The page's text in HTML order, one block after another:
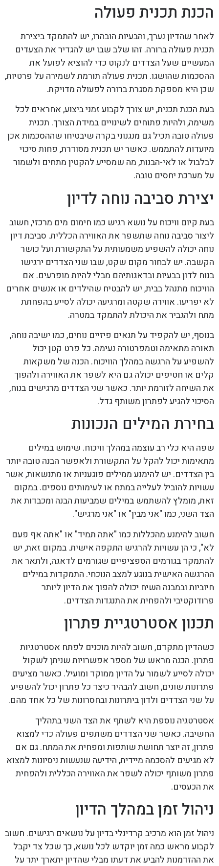
הכנת תכנית פעולה
לאחר שהדיון נערך, והבעיות הובהרו, יש להתמקד ביצירת
תכנית פעולה ברורה. זהו שלב שבו יש להגדיר את הצעדים
המעשיים שעל הצדדים לנקוט כדי להוציא לפועל את
ההסכמות שהושגו. תכנית פעולה תורמת לשמירה על פרטיות,
שכן היא מספקת מסגרת ברורה לפעולה מדויקת.
בעת הכנת תכנית, יש צורך לקבוע זמני ביצוע, אחראים לכל
משימה, ולהיות פתוחים לשינויים במידת הצורך. תכנית
פעולה טובה תכיל גם מנגנוני בקרה שיבטיחו שההסכמות אכן
מיועדות להתממש. כאשר יש תכנית מסודרת, פחות סיכוי
לבלבול או לאי-הבנות, מה שמסייע להקטין מתחים ולשמור
על מערכת יחסים טובה.
יצירת סביבה נוחה לדיון
בעת קיום וויכוח על נושא רגיש כמו חימום מים מרכזי, חשוב
ליצור סביבה נוחה שתשפר את האווירה הכללית. סביבת דיון
נוחה יכולה להשפיע משמעותית על התקשורת ועל כושר
הקשבה. יש לבחור מקום שקט, שבו שני הצדדים ירגישו
בנוח לדון בבעיות ובדאגותיהם מבלי להיות מופרעים. אם
הוויכוח מתנהל בבית, יש להבטיח שהילדים או אנשים אחרים
לא יפריעו. אווירה שקטה ומרגיעה יכולה לסייע בהפחתת
מתח ולהגביר את היכולת להתמקד במטרה.
בנוסף, יש להקפיד על תנאים פיזיים נוחים, כמו ישיבה נוחה,
תאורה מתאימה וטמפרטורה נעימה. כל פרט קטן יכול
להשפיע על הרגשה במהלך הוויכוח. הכנה של משקאות
קלים או חטיפים יכולה גם היא לשפר את האווירה ולהפוך
את השיחה לזורמת יותר. כאשר שני הצדדים מרגישים בנוח,
הסיכוי להגיע לפתרון משותף גדל.
בחירת המילים הנכונות
שפה היא כלי רב עוצמה במהלך וויכוח. שימוש במילים
מתאימות יכול להקל על התקשורת ולאפשר הבנה טובה יותר
בין הצדדים. יש להימנע ממילים פוגעניות או מתנשאות, אשר
עשויות להוביל לעלייה במתח או לעימותים נוספים. במקום
זאת, מומלץ להשתמש במילים שמביעות הבנה ומכבדות את
הצד השני, כמו "אני מבין" או "אני מרגיש".
חשוב להימנע מהכללות כמו "אתה תמיד" או "אתה אף פעם
לא", כי הן עשויות להרגיש התקפה אישית. במקום זאת, יש
להתמקד בגורמים הספציפיים שגורמים לדאגה, ולתאר את
ההרגשה האישית בנוגע למצב הנוכחי. התמקדות במילים
חיוביות ובמבנה השיח יכולה להפוך את הדיון ליותר
פרודוקטיבי ולהפחית את התנגדות הצדדים.
תכנון אסטרטגיית פתרון
כשהדיון מתקדם, חשוב להיות מוכנים לפתח אסטרטגיות
פתרון. הכנה מראש של מספר אפשרויות שניתן לשקול
יכולה לסייע לשמור על הדיון ממוקד ומועיל. כאשר מציעים
פתרונות שונים, חשוב להבהיר כיצד כל פתרון יכול להשפיע
על שני הצדדים ולדון ביתרונות ובחסרונות של כל אחד מהם.
אסטרטגיה נוספת היא לשתף את הצד השני בתהליך
החשיבה. כאשר שני הצדדים משתפים פעולה כדי למצוא
פתרון, זה יוצר תחושת שותפות ומפחית את המתח. גם אם
לא מגיעים להסכמה מיידית, הידיעה שנעשות ניסיונות למצוא
פתרון משותף יכולה לשפר את האווירה הכללית ולהפחית
את הכעסים.
ניהול זמן במהלך הדיון
ניהול זמן הוא מרכיב קרדינלי בדיון על נושאים רגישים. חשוב
לקבוע מראש כמה זמן יוקדש לכל נושא, כך שכל צד יקבל
את ההזדמנות להביע את דעתו מבלי שהדיון יתארך יתר על